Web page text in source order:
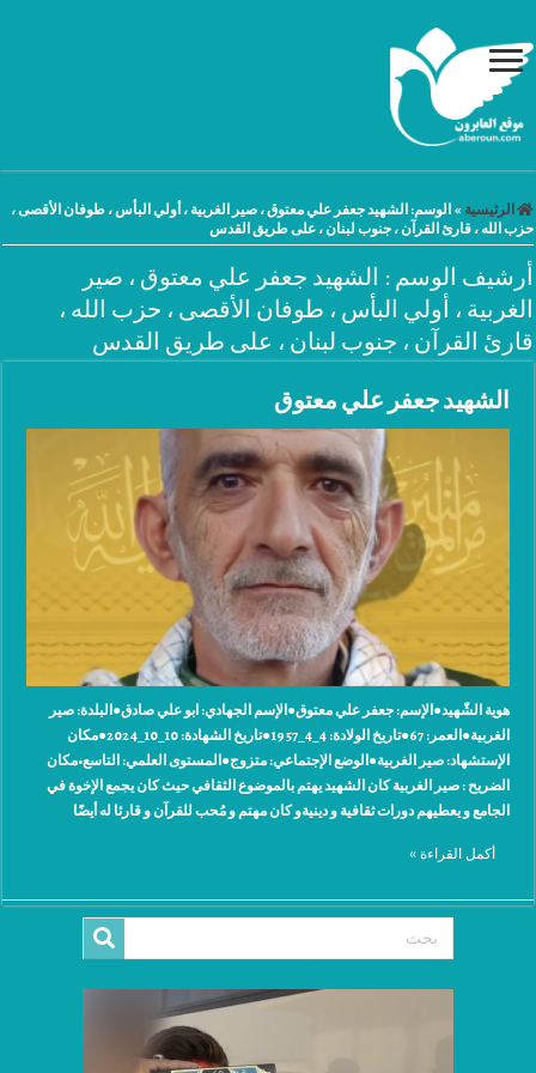
الرئيسية » الوسم:الشهيد جعفر علي معتوق ، صير الغربية ، أولي البأس ، طوفان الأقصى ،
حزب الله ، قارئ القرآن ، جنوب لبنان ، على طريق القدس
أرشيف الوسم : الشهيد جعفر علي معتوق ، صير
الغربية ، أولي البأس ، طوفان الأقصى ، حزب الله ،
قارئ القرآن ، جنوب لبنان ، على طريق القدس
الشهيد جعفر علي معتوق
هوية الشّهيد●الإسم: جعفر علي معتوق●الإسم الجهادي: ‫ابو علي صادق●البلدة: ‫صير
الغربية●العمر: 67●تاريخ الولادة: 4_4_1957●تاريخ الشهادة: 10_10_2024●مكان
الإستشهاد: ‫صير الغربية●الوضع الإجتماعي: متزوج●المستوى العلمي: التاسع•مكان
الضريح : صير الغربية كان الشهيد يهتم بالموضوع الثقافي حيث كان يجمع الإخوة في
الجامع و يعطيهم دورات ثقافية و دينيةو كان مهتم و مُحب للقرآن و قارئا له أيضًا
أكمل القراءة »